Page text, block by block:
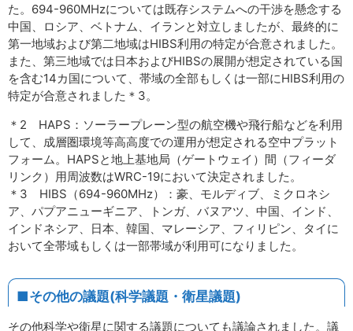
た。694-960MHzについては既存システムへの干渉を懸念する
中国、ロシア、ベトナム、イランと対立しましたが、最終的に
第一地域および第二地域はHIBS利用の特定が合意されました。
また、第三地域では日本およびHIBSの展開が想定されている国
を含む14カ国について、帯域の全部もしくは一部にHIBS利用の
特定が合意されました＊3。
＊2 HAPS：ソーラープレーン型の航空機や飛行船などを利用
して、成層圏環境等高高度での運用が想定される空中プラット
フォーム。HAPSと地上基地局（ゲートウェイ）間（フィーダ
リンク）用周波数はWRC-19において決定されました。
＊3 HIBS（694-960MHz）：豪、モルディブ、ミクロネシ
ア、パプアニューギニア、トンガ、バヌアツ、中国、インド、
インドネシア、日本、韓国、マレーシア、フィリピン、タイに
おいて全帯域もしくは一部帯域が利用可になりました。
■その他の議題(科学議題・衛星議題)
その他科学や衛星に関する議題についても議論されました。議